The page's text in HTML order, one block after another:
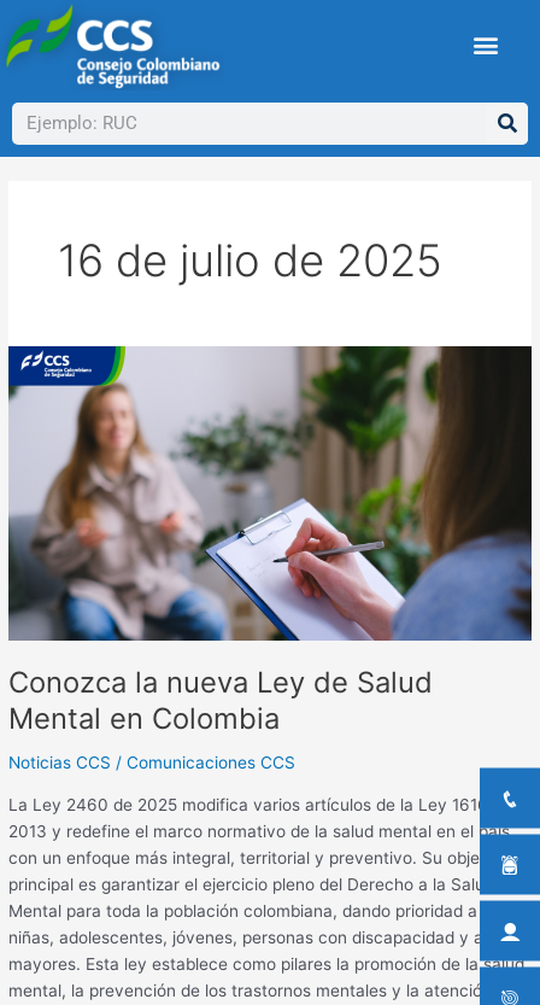
al
contenido
Buscar
16 de julio de 2025
Conozca la nueva Ley de Salud
Mental en Colombia
Noticias CCS /Comunicaciones CCS
La Ley 2460 de 2025 modifica varios artículos de la Ley 1616 de
2013 y redefine el marco normativo de la salud mental en el país
con un enfoque más integral, territorial y preventivo. Su objetivo
principal es garantizar el ejercicio pleno del Derecho a la Salud
Mental para toda la población colombiana, dando prioridad a niños,
niñas, adolescentes, jóvenes, personas con discapacidad y adultos
mayores. Esta ley establece como pilares la promoción de la salud
mental, la prevención de los trastornos mentales y la atención
Conozca
la
Salud
Mental
en
Colombia